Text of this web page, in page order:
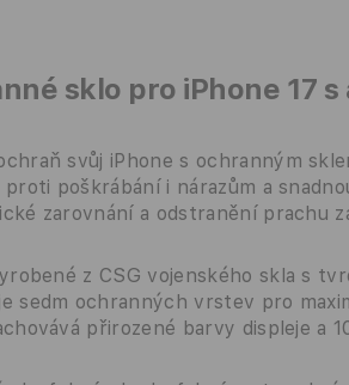
sklo pro iPhone 17
svůj iPhone s ochranným
poškrábání i nárazům a
zarovnání a odstranění prachu
z CSG vojenského skla s
sedm ochranných vrstev pro
přirozené barvy displeje a